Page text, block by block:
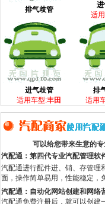
排气歧管
适
进气歧管
适用车型:丰田
排
适用
可以给您带来生意的
汽配通：第四代专业汽配管理软
汽配通进行配件进、销、存管理
面，操作简单易用，性能稳定，
汽配通：自动化网站创建和网络
汽配通免费注册后，就可以创建